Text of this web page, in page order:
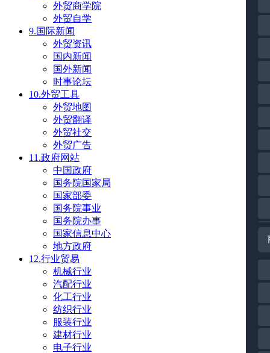
外贸商学院
外贸自学
9.国际新闻
外贸资讯
国内新闻
国外新闻
时事论坛
10.外贸工具
外贸地图
外贸翻译
外贸社交
外贸广告
11.政府网站
中国政府
国务院国家局
国家部委
国务院事业
国务院办事
国家信息中心
地方政府
12.行业贸易
机械行业
汽配行业
化工行业
纺织行业
服装行业
建材行业
电子行业